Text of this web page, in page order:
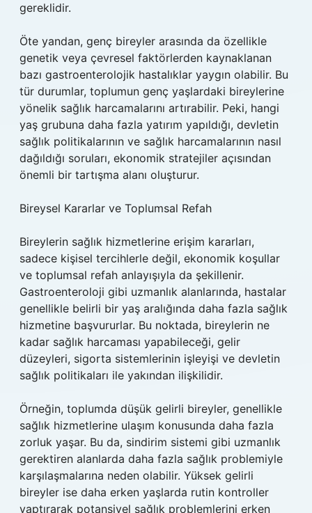
gereklidir.
Öte yandan, genç bireyler arasında da özellikle
genetik veya çevresel faktörlerden kaynaklanan
bazı gastroenterolojik hastalıklar yaygın olabilir. Bu
tür durumlar, toplumun genç yaşlardaki bireylerine
yönelik sağlık harcamalarını artırabilir. Peki, hangi
yaş grubuna daha fazla yatırım yapıldığı, devletin
sağlık politikalarının ve sağlık harcamalarının nasıl
dağıldığı soruları, ekonomik stratejiler açısından
önemli bir tartışma alanı oluşturur.
Bireysel Kararlar ve Toplumsal Refah
Bireylerin sağlık hizmetlerine erişim kararları,
sadece kişisel tercihlerle değil, ekonomik koşullar
ve toplumsal refah anlayışıyla da şekillenir.
Gastroenteroloji gibi uzmanlık alanlarında, hastalar
genellikle belirli bir yaş aralığında daha fazla sağlık
hizmetine başvururlar. Bu noktada, bireylerin ne
kadar sağlık harcaması yapabileceği, gelir
düzeyleri, sigorta sistemlerinin işleyişi ve devletin
sağlık politikaları ile yakından ilişkilidir.
Örneğin, toplumda düşük gelirli bireyler, genellikle
sağlık hizmetlerine ulaşım konusunda daha fazla
zorluk yaşar. Bu da, sindirim sistemi gibi uzmanlık
gerektiren alanlarda daha fazla sağlık problemiyle
karşılaşmalarına neden olabilir. Yüksek gelirli
bireyler ise daha erken yaşlarda rutin kontroller
yaptırarak potansiyel sağlık problemlerini erken